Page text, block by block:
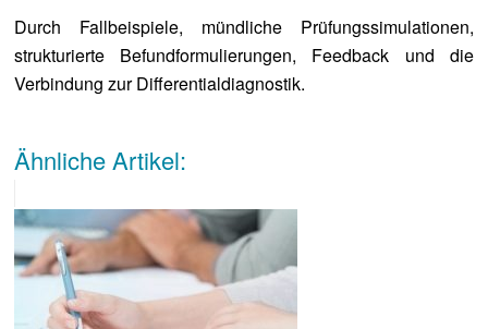
Durch Fallbeispiele, mündliche Prüfungssimulationen,
strukturierte Befundformulierungen, Feedback und die
Verbindung zur Differentialdiagnostik.
Ähnliche Artikel: